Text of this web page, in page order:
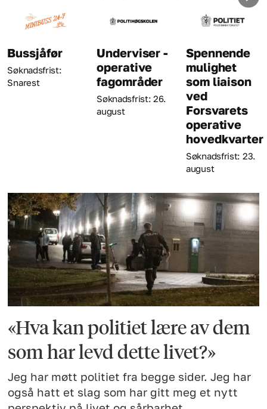
Underviser -
operative
fagområder
Søknadsfrist: 26.
Spennende
mulighet
som liaison
ved
Forsvarets
hovedkvarter
Søknadsfrist: 23.
Søknadsfrist:
august
«Hva kan politiet lære av dem
som har levd dette livet?»
Jeg har møtt politiet fra begge sider. Jeg har
også hatt et slag som har gitt meg et nytt